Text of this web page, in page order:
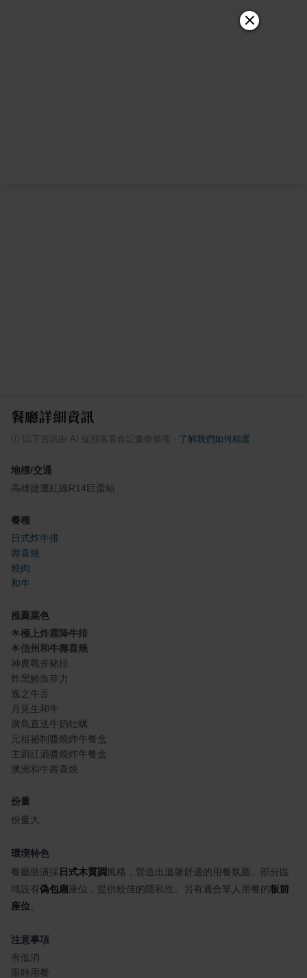
餐廳詳細資訊
以下資訊由 AI 從部落客食記彙整整理 了解我們如何精選
地標/交通
高雄捷運紅線R14巨蛋站
餐種
日式炸牛排
壽喜燒
燒肉
和牛
推薦菜色
🌟極上炸霜降牛排
🌟信州和牛壽喜燒
神農戰斧豬排
炸黑鮪魚菲力
逸之牛舌
月見生和牛
廣島直送牛奶牡蠣
元祖祕制醬燒炸牛餐盒
主廚紅酒醬燒炸牛餐盒
澳洲和牛壽喜燒
份量
份量大
環境特色
餐廳裝潢採 日式木質調 風格，營造出溫馨舒適的用餐氛圍。部分區
域設有偽包廂座位，提供較佳的隱私性。另有適合單人用餐的板前
座位
注意事項
有低消
限時用餐